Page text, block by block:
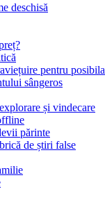
deschisă
pentru
sângeros
și vindecare
părinte
de știri false